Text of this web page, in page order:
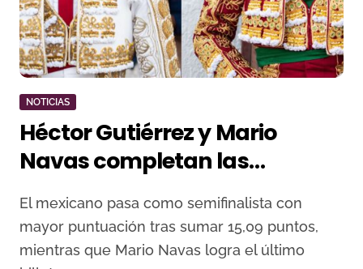
NOTICIAS
Héctor Gutiérrez y Mario
Navas completan las
semifinales de la Copa Chenel
El mexicano pasa como semifinalista con
mayor puntuación tras sumar 15,09 puntos,
mientras que Mario Navas logra el último